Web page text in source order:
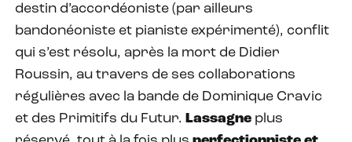
destin d’accordéoniste (par ailleurs
bandonéoniste et pianiste expérimenté), conflit
qui s’est résolu, après la mort de Didier
Roussin, au travers de ses collaborations
régulières avec la bande de Dominique Cravic
et des Primitifs du Futur. Lassagne plus